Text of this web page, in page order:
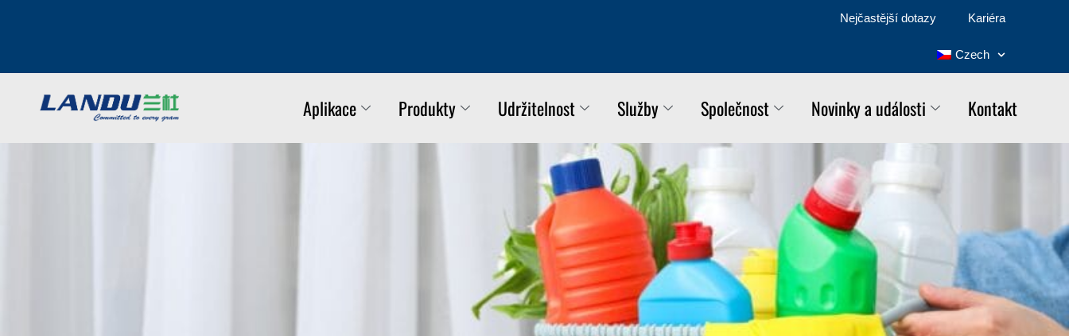
Nejčastější dotazy Kariéra
Czech
Aplikace Produkty Udržitelnost Služby Společnost Novinky a události Kontakt